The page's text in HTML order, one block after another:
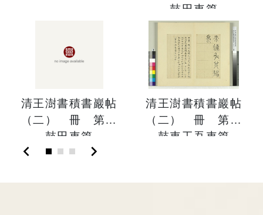
鼓田車篇
清王澍書積書巖帖
（二） 冊 第三
鼓田車篇
清王澍書積書巖帖
（二） 冊 第一
鼓車工吾車篇
chevron_left chevron_right